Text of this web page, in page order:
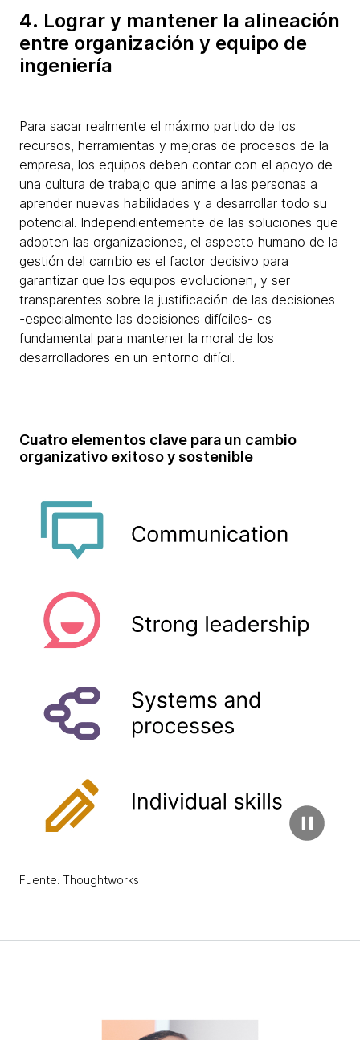
4. Lograr y mantener la alineación
entre organización y equipo de
ingeniería
Para sacar realmente el máximo partido de los
recursos, herramientas y mejoras de procesos de la
empresa, los equipos deben contar con el apoyo de
una cultura de trabajo que anime a las personas a
aprender nuevas habilidades y a desarrollar todo su
potencial. Independientemente de las soluciones que
adopten las organizaciones, el aspecto humano de la
gestión del cambio es el factor decisivo para
garantizar que los equipos evolucionen, y ser
transparentes sobre la justificación de las decisiones
-especialmente las decisiones difíciles- es
fundamental para mantener la moral de los
desarrolladores en un entorno difícil.
Cuatro elementos clave para un cambio
organizativo exitoso y sostenible
Fuente: Thoughtworks